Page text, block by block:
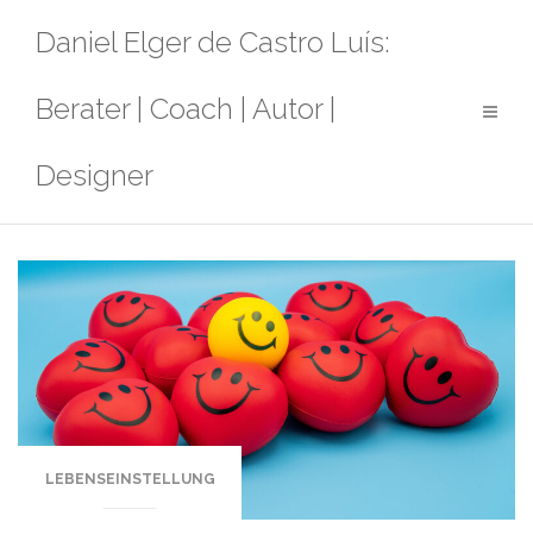
Daniel Elger de Castro Luís:
Berater | Coach | Autor |
Designer
LEBENSEINSTELLUNG